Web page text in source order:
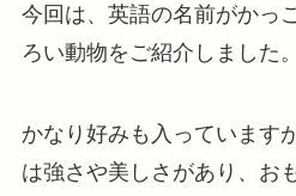
今回は、英語の名前がかっ
ろい動物をご紹介しました。
かなり好みも入っています
は強さや美しさがあり、お